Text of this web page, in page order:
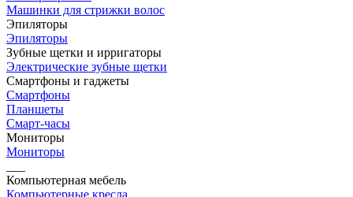
Машинки для стрижки волос
Эпиляторы
Эпиляторы
Зубные щетки и ирригаторы
Электрические зубные щетки
Смартфоны и гаджеты
Смартфоны
Планшеты
Смарт-часы
Мониторы
Мониторы
Компьютерная мебель
Компьютерные кресла